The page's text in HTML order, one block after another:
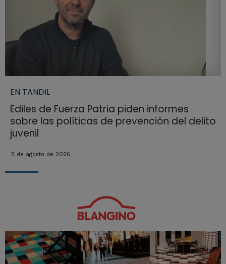
EN TANDIL
Ediles de Fuerza Patria piden informes
sobre las políticas de prevención del delito
juvenil
5 de agosto de 2026